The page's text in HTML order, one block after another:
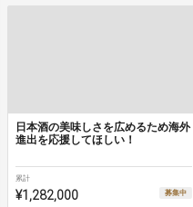
日本酒の美味しさを広めるため海外
進出を応援してほしい！
累計
¥1,282,000 募集中